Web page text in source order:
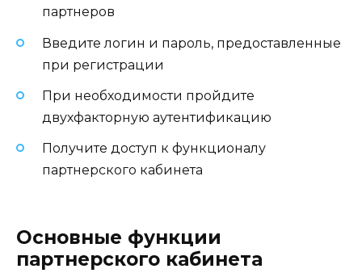
партнеров
Введите логин и пароль, предоставленные
при регистрации
При необходимости пройдите
двухфакторную аутентификацию
Получите доступ к функционалу
партнерского кабинета
Основные функции
партнерского кабинета